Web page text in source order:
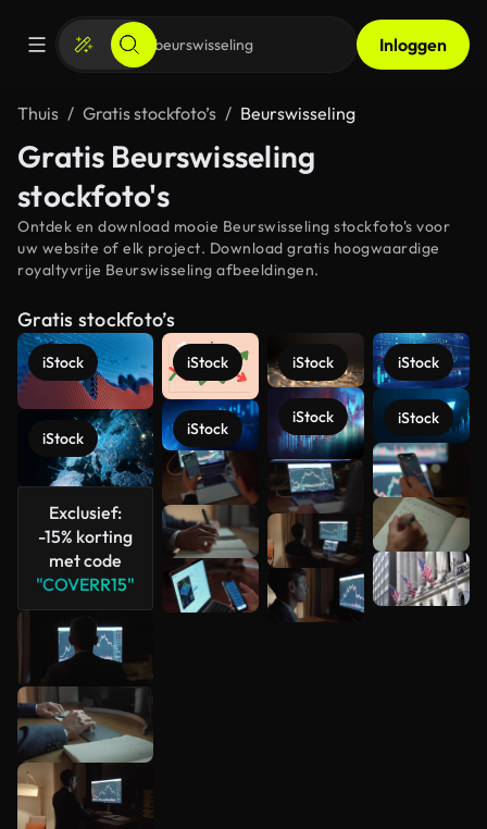
Inloggen
Thuis Gratis stockfoto’s Beurswisseling
Gratis Beurswisseling
stockfoto's
Ontdek en download mooie Beurswisseling stockfoto's voor
uw website of elk project. Download gratis hoogwaardige
royaltyvrije Beurswisseling afbeeldingen.
Gratis stockfoto’s
iStock
iStock
Exclusief:
-15% korting
met code
"COVERR15"
iStock
iStock
iStock
iStock
iStock
iStock
Meer
bekijken